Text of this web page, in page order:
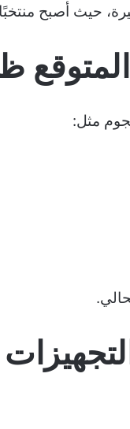
حيث أصبح